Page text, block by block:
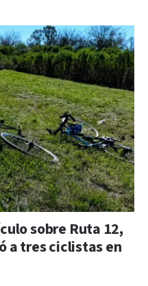
sobre Ruta 12,
a tres ciclistas en